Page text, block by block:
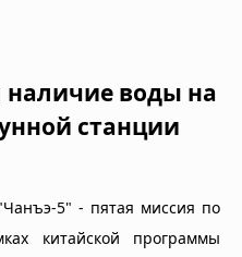
наличие воды на
станции
5" - пятая миссия по
китайской программы